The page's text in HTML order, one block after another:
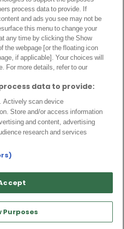
2026. Tous droits réservés
process data to provide. If
and ads you see may not be
this menu to change your
any time by clicking the Show
the webpage [or the floating icon
if applicable]. Your choices will
For more details, refer to our
data to provide:
Actively scan device
Store and/or access information
and content, advertising
research and services
Purposes